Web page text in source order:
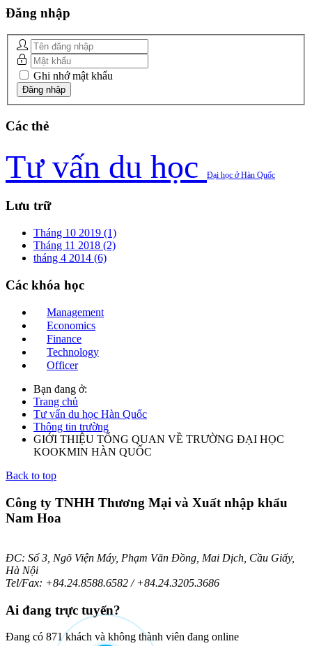
Đăng nhập
Ghi nhớ mật khẩu
Các thẻ
Tư vấn du học Đại học ở Hàn Quốc
Lưu trữ
Tháng 10 2019 (1)
Tháng 11 2018 (2)
tháng 4 2014 (6)
Các khóa học
Management
Economics
Finance
Technology
Officer
Bạn đang ở:
Trang chủ
Tư vấn du học Hàn Quốc
Thông tin trường
GIỚI THIỆU TỔNG QUAN VỀ TRƯỜNG ĐẠI HỌC
KOOKMIN HÀN QUỐC
Back to top
Công ty TNHH Thương Mại và Xuất nhập khẩu
Nam Hoa
ĐC: Số 3, Ngõ Viện Máy, Phạm Văn Đồng, Mai Dịch, Cầu Giấy,
Hà Nội
Tel/Fax: +84.24.8588.6582 / +84.24.3205.3686
Ai đang trực tuyến?
Đang có 871 khách và không thành viên đang online